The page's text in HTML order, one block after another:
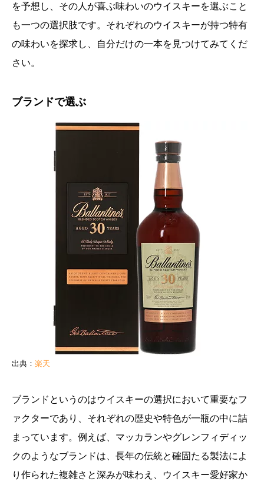
を予想し、その人が喜ぶ味わいのウイスキーを選ぶこと
も一つの選択肢です。それぞれのウイスキーが持つ特有
の味わいを探求し、自分だけの一本を見つけてみてくだ
さい。
ブランドで選ぶ
出典： 楽天
ブランドというのはウイスキーの選択において重要なフ
ァクターであり、それぞれの歴史や特色が一瓶の中に詰
まっています。例えば、マッカランやグレンフィディッ
クのようなブランドは、長年の伝統と確固たる製法によ
り作られた複雑さと深みが味わえ、ウイスキー愛好家か